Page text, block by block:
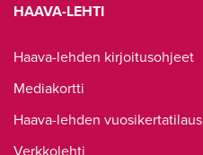
HAAVA-LEHTI
Haava-lehden kirjoitusohjeet
Mediakortti
Haava-lehden vuosikertatilaus
Verkkolehti